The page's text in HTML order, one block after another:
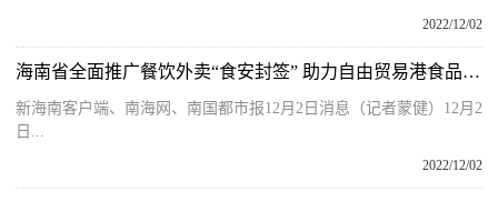
2022/12/02
海南省全面推广餐饮外卖“食安封签” 助力自由贸易港食品安全建设
新海南客户端、南海网、南国都市报12月2日消息（记者蒙健）12月2
日...
2022/12/02